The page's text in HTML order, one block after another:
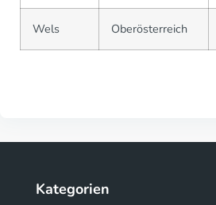
Wels Oberösterreich
Kategorien